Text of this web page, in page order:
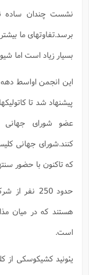
نشست چندان ساده
برسد.تفاوتهای ما
بسیار زیاد است اما
پیشنهاد شد تا
عضو شورای جهانی
کنند.شورای جهانی
که تاکنون با حضور
حدود 250
هستند که در میان
است.
یئونید کشیکوسکی از